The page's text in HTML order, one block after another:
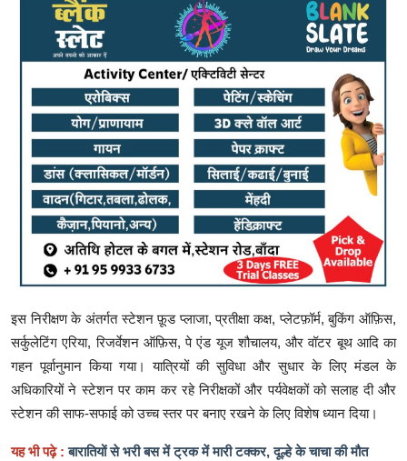
इस निरीक्षण के अंतर्गत स्टेशन फ़ूड प्लाजा, प्रतीक्षा कक्ष, प्लेटफ़ॉर्म, बुकिंग ऑफ़िस,
सर्कुलेटिंग एरिया, रिजर्वेशन ऑफ़िस, पे एंड यूज शौचालय, और वॉटर बूथ आदि का
गहन पूर्वानुमान किया गया। यात्रियों की सुविधा और सुधार के लिए मंडल के
अधिकारियों ने स्टेशन पर काम कर रहे निरीक्षकों और पर्यवेक्षकों को सलाह दी और
स्टेशन की साफ-सफाई को उच्च स्तर पर बनाए रखने के लिए विशेष ध्यान दिया।
यह भी पढ़े : बारातियों से भरी बस में ट्रक में मारी टक्कर, दूल्हे के चाचा की मौत